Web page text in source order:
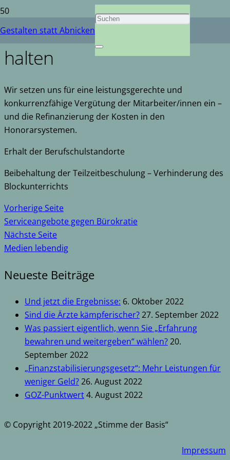
Gestalten statt Abnicken
Mitarbeiter gewinnen und
halten
Wir setzen uns für eine leistungsgerechte und
konkurrenzfähige Vergütung der Mitarbeiter/innen ein –
und die Refinanzierung der Kosten in den
Honorarsystemen.
Erhalt der Berufschulstandorte
Beibehaltung der Teilzeitbeschulung – Verhinderung des
Blockunterrichts
Vorherige Seite
Serviceangebote gegen Bürokratie
Nächste Seite
Medien lebendig
Neueste Beiträge
Und jetzt die Ergebnisse: 6. Oktober 2022
Sind die Ärzte kämpferischer?27. September 2022
Was passiert eigentlich, wenn Sie „Erfahrung
bewahren und weitergeben“ wählen?20.
September 2022
„Finanzstabilisierungsgesetz“: Mehr Leistungen für
weniger Geld?26. August 2022
GOZ-Punktwert4. August 2022
© Copyright 2019-2022 „Stimme der Basis“
Impressum